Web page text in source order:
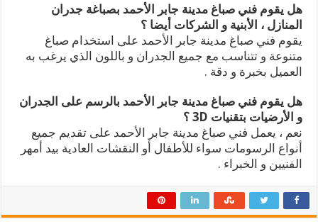
هل يقوم فني صباغ مدينة جابر الأحمد بصباغة جدران
المنازل ، الأبنية و الشركات أيضا ؟
يقوم فني صباغ مدينة جابر الأحمد على استخدام صباغ
متنوعة و تتناسب مع جميع الجدران و باللون الذي يرغب به
العميل بخبرة و دقة .
هل يقوم فني صباغ مدينة جابر الأحمد بالرسم على الجدران
و الأرضيات بتقنيات 3D ؟
نعم ، يعمل فني صباغ مدينة جابر الأحمد على تقديم جميع
أنواع الرسومات سواء للأطفال أو النقشات العادية بيد أمهر
الفنيين و الخبراء .